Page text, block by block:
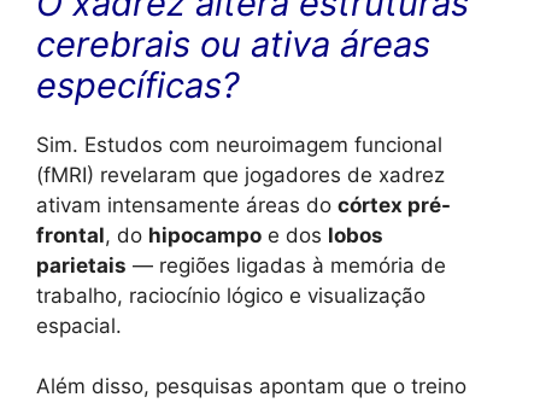
cerebrais ou ativa áreas
específicas?
Sim. Estudos com neuroimagem funcional
(fMRI) revelaram que jogadores de xadrez
ativam intensamente áreas do córtex pré-
frontal, do hipocampo e dos lobos
parietais — regiões ligadas à memória de
trabalho, raciocínio lógico e visualização
espacial.
Além disso, pesquisas apontam que o treino